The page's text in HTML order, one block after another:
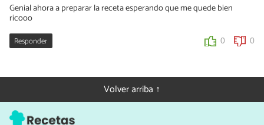
Genial ahora a preparar la receta esperando que me quede bien
ricooo
Responder 0 0
Volver arriba ↑